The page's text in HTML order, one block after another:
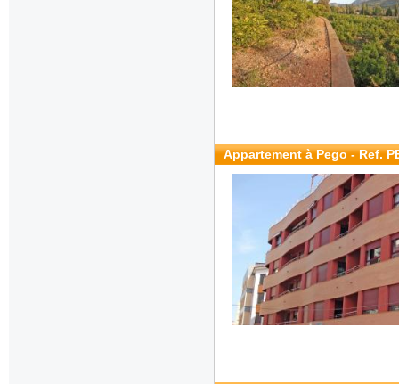
Appartement à Pego - Ref.